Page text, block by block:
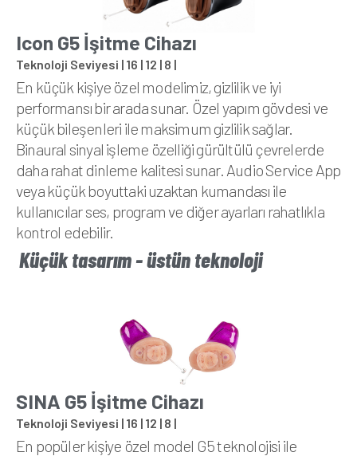
Icon G5 İşitme Cihazı
Teknoloji Seviyesi | 16 | 12 | 8 |
En küçük kişiye özel modelimiz, gizlilik ve iyi
performansı bir arada sunar. Özel yapım gövdesi ve
küçük bileşenleri ile maksimum gizlilik sağlar.
Binaural sinyal işleme özelliği gürültülü çevrelerde
daha rahat dinleme kalitesi sunar. Audio Service App
veya küçük boyuttaki uzaktan kumandası ile
kullanıcılar ses, program ve diğer ayarları rahatlıkla
kontrol edebilir.
Küçük tasarım - üstün teknoloji
SINA G5 İşitme Cihazı
Teknoloji Seviyesi | 16 | 12 | 8 |
En popüler kişiye özel model G5 teknolojisi ile